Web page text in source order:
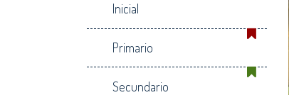
Inicial
Primario
Secundario